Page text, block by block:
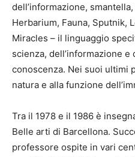
dell’informazione,
Herbarium, Fauna, Sputnik,
Miracles – il linguaggio
scienza, dell’informazione
conoscenza. Nei suoi ultimi
natura e alla funzione
Tra il 1978 e il 1986 è
Belle arti di Barcellona.
professore ospite in vari